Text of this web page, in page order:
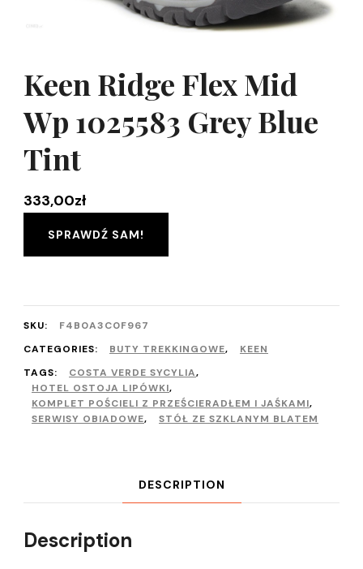
Keen Ridge Flex Mid
Wp 1025583 Grey Blue
Tint
333,00zł
SPRAWDŹ SAM!
SKU:
F4B0A3C0F967
CATEGORIES:
BUTY TREKKINGOWE,
KEEN
TAGS:
COSTA VERDE SYCYLIA,
HOTEL OSTOJA LIPÓWKI,
KOMPLET POŚCIELI Z PRZEŚCIERADŁEM I JAŚKAMI,
SERWISY OBIADOWE, STÓŁ ZE SZKLANYM BLATEM
DESCRIPTION
Description